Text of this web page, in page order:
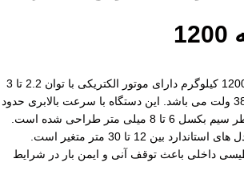
وینچ بالابر برقی 600 به 1200 کیلوگرم دارای موتور الکتریکی با توان 2.2 تا 3
کیلووات و ولتاژ 220 یا 380 ولت می‌ باشد. این دستگاه با سرعت بالابری حدود
5 تا 10 متر بر دقیقه و قطر سیم بکسل 6 تا 8 میلی‌ متر طراحی شده است.
حداکثر ارتفاع لیفت در مدل‌ های استاندارد بین 12 تا 30 متر متغیر است.
داخلی باعث توقف آنی و ایمن بار در شرایط